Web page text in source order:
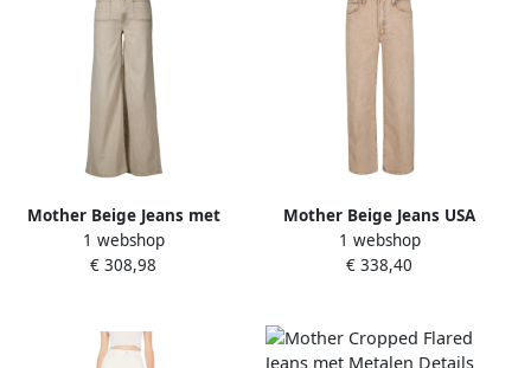
Mother Beige Jeans met
Voorknoopsluiting Beige
Dames
1 webshop
€ 308,98
Mother Beige Jeans USA
Gemaakt Katoenmix Beige
Dames
1 webshop
€ 338,40